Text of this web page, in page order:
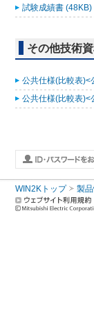
試験成績書 (48KB)
その他技術
公共仕様(比較表)<
公共仕様(比較表)<
WIN2Kトップ 製